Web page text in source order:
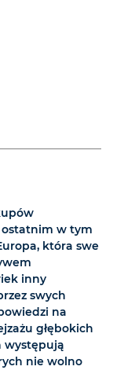
ostatnim w tym
która swe
inny
swych
na
głębokich
występują
nie wolno